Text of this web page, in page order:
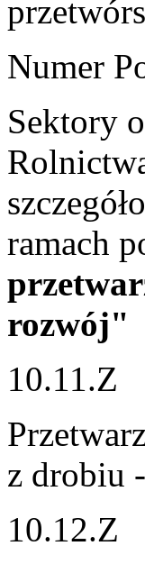
Numer
Sektory
ramach
rozwój"
10.11.Z
z drobiu
10.12.Z